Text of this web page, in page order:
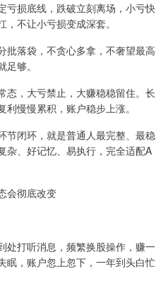
亏损底线，跌破立刻离场，小亏快
不让小亏损变成深套。
批落袋，不贪心多拿，不奢望最高
够。
态，大亏禁止，大赚稳稳留住。长
慢慢累积，账户稳步上涨。
节闭环，就是普通人最完整、最稳
杂、好记忆、易执行，完全适配A
会彻底改变
处打听消息，频繁换股操作，赚一
眠，账户忽上忽下，一年到头白忙